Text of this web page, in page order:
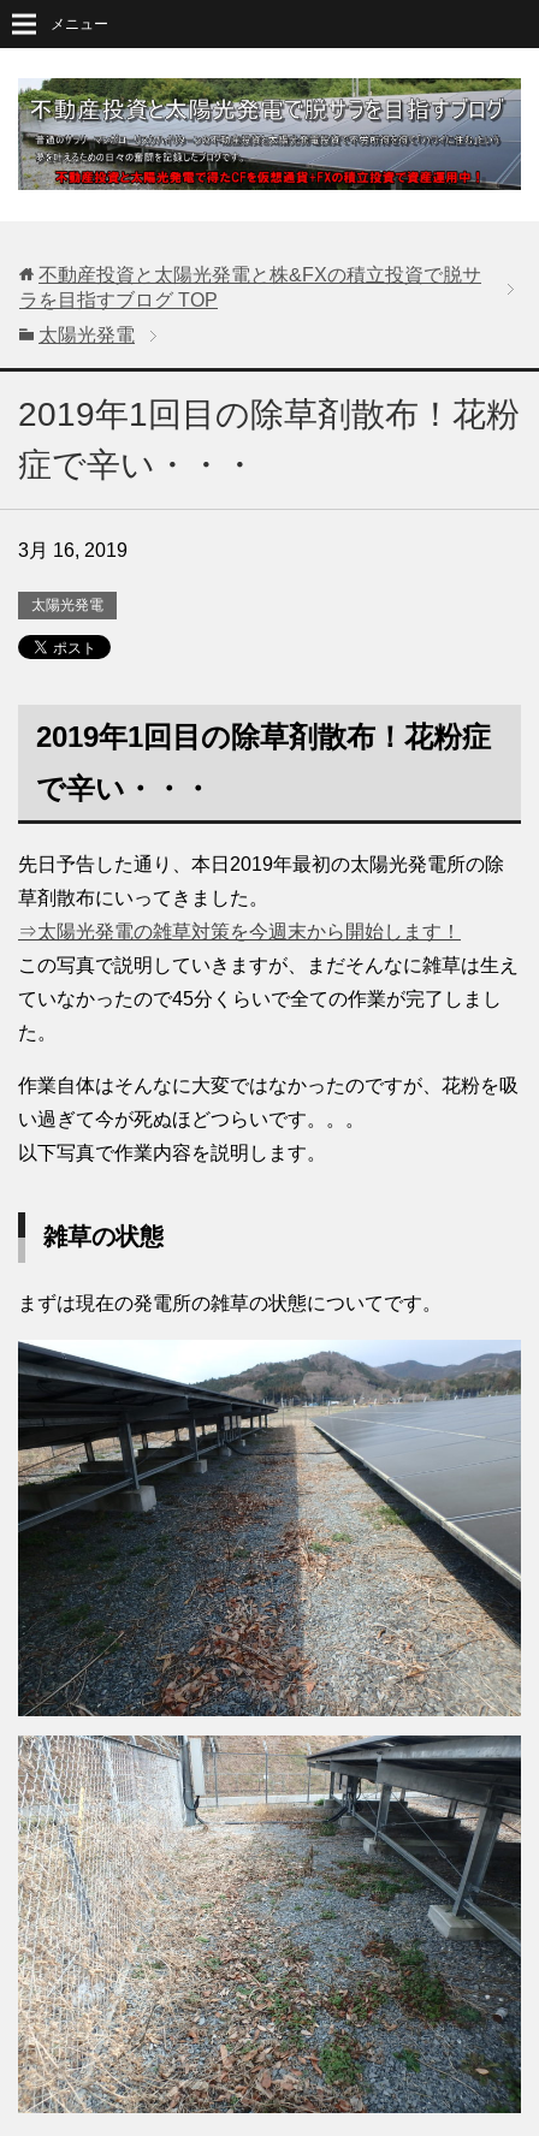
メニュー
不動産投資と太陽光発電と株&FXの積立投資で脱サ
ラを目指すブログ TOP
太陽光発電
2019年1回目の除草剤散布！花粉
症で辛い・・・
3月 16, 2019
太陽光発電
2019年1回目の除草剤散布！花粉症
で辛い・・・
先日予告した通り、本日2019年最初の太陽光発電所の除
草剤散布にいってきました。
⇒太陽光発電の雑草対策を今週末から開始します！
この写真で説明していきますが、まだそんなに雑草は生え
ていなかったので45分くらいで全ての作業が完了しまし
た。
作業自体はそんなに大変ではなかったのですが、花粉を吸
い過ぎて今が死ぬほどつらいです。。。
以下写真で作業内容を説明します。
雑草の状態
まずは現在の発電所の雑草の状態についてです。